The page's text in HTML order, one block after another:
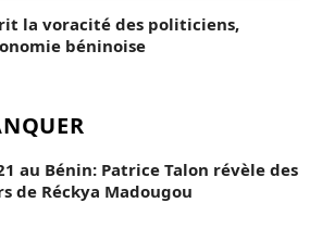
la voracité des politiciens,
béninoise
au Bénin: Patrice Talon révèle des
de Réckya Madougou